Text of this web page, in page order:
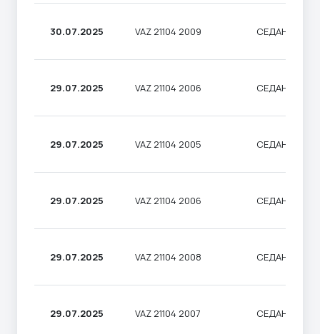
30.07.2025 VAZ 21104 2009 СЕДАН
29.07.2025 VAZ 21104 2006 СЕДАН
29.07.2025 VAZ 21104 2005 СЕДАН
29.07.2025 VAZ 21104 2006 СЕДАН
29.07.2025 VAZ 21104 2008 СЕДАН
29.07.2025 VAZ 21104 2007 СЕДАН